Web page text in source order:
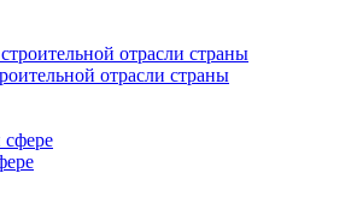
отрасли страны